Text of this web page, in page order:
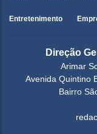
Entretenimento
Direção
Arimar
Avenida Quintino
Bairro